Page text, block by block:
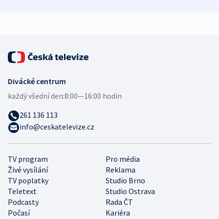
TV program
Pro média
Živé vysílání
Reklama
TV poplatky
Studio Brno
Teletext
Studio Ostrava
Podcasty
Rada ČT
Počasí
Kariéra
Divácké centrum
každý všední den:8:00—16:00 hodin
261 136 113
info@ceskatelevize.cz